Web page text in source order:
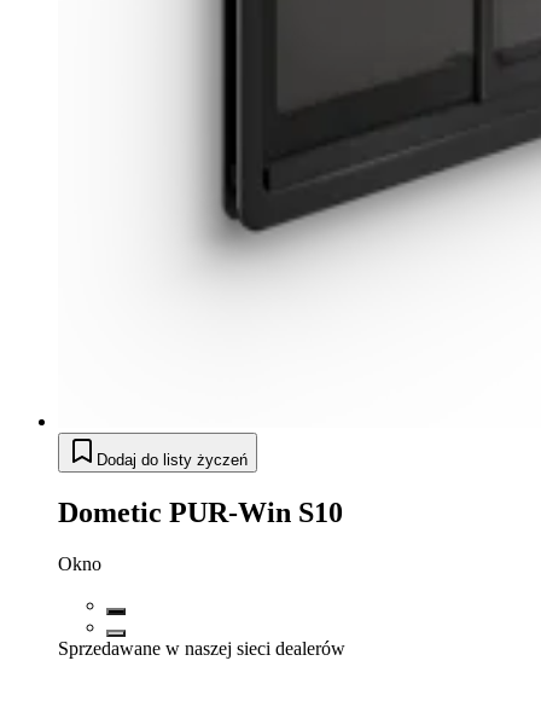
Dodaj do listy życzeń
Dometic PUR-Win S10
Okno
Sprzedawane w naszej sieci dealerów